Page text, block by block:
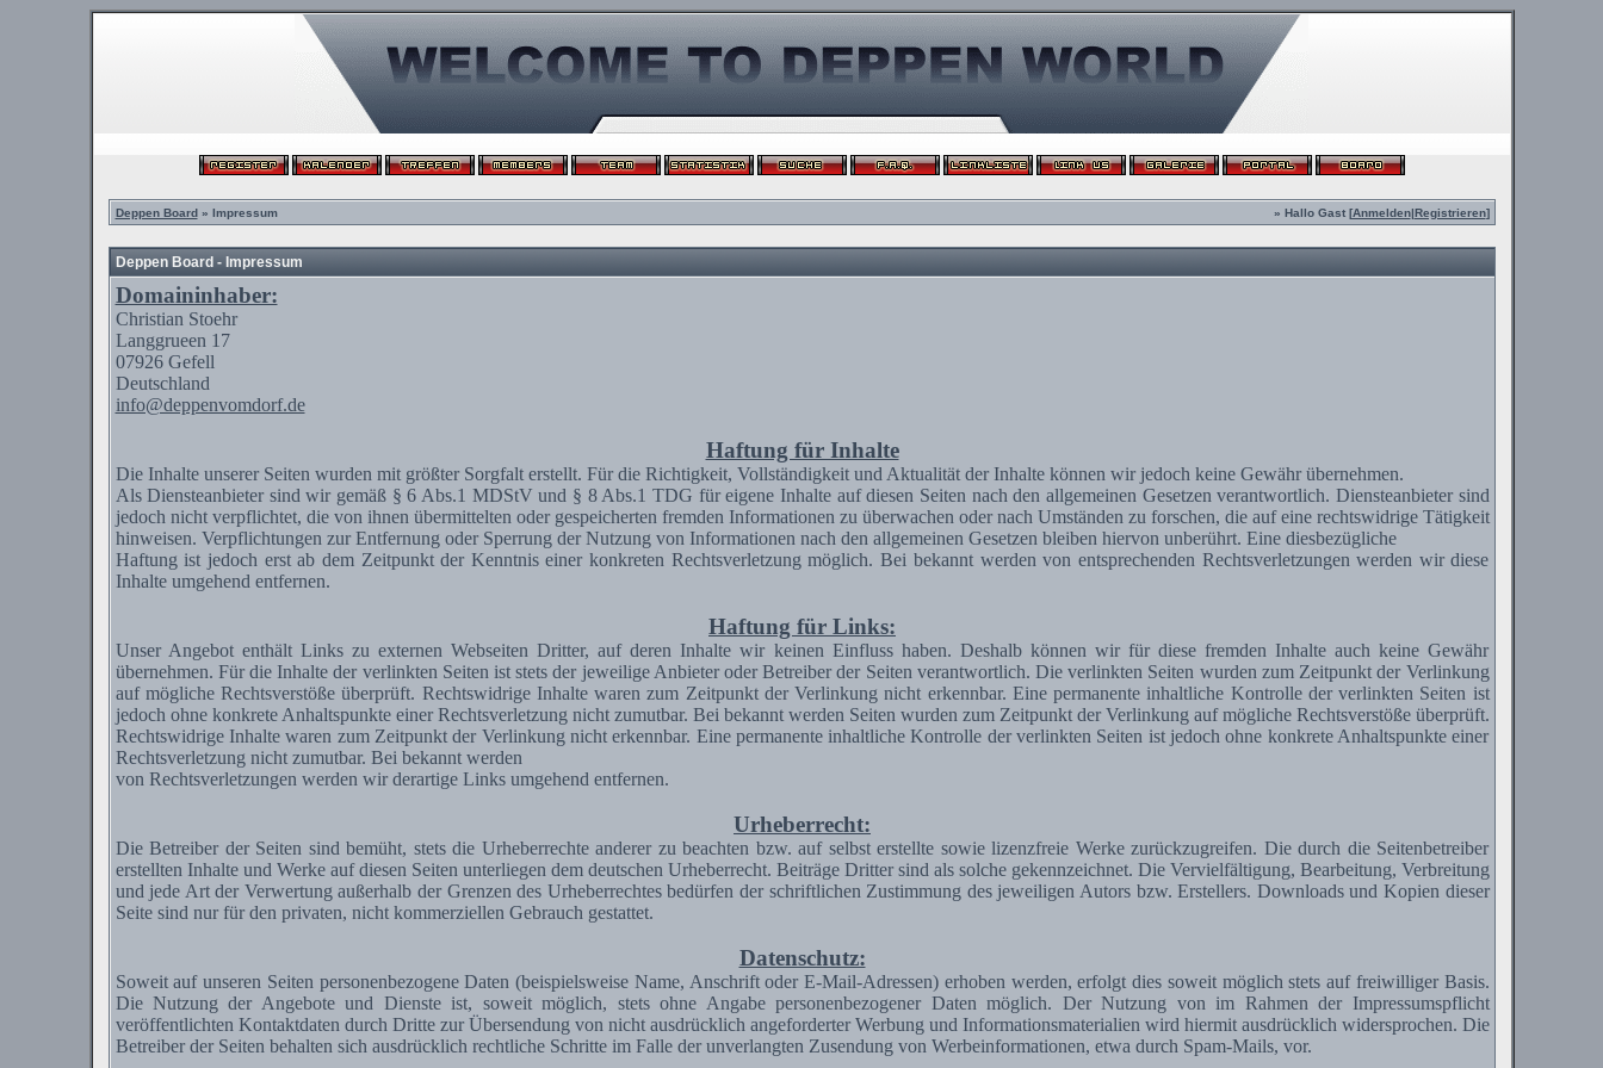
Deppen Board» Impressum » Hallo Gast [Anmelden|Registrieren]
Deppen Board - Impressum
Domaininhaber:
Christian Stoehr
Langgrueen 17
07926 Gefell
Deutschland
info@deppenvomdorf.de
Haftung für Inhalte
Die Inhalte unserer Seiten wurden mit größter Sorgfalt erstellt. Für die Richtigkeit, Vollständigkeit und Aktualität der Inhalte können wir jedoch keine Gewähr übernehmen.
AlsDiensteanbieter sind wir gemäß § 6 Abs.1 MDStV und § 8 Abs.1 TDG für eigene Inhalte auf diesen Seiten nach den allgemeinen Gesetzen verantwortlich. Diensteanbietersind
jedoch nicht verpflichtet, die von ihnen übermittelten oder gespeicherten fremden Informationen zu überwachen oder nach Umständen zu forschen, die auf eine rechtswidrige Tätigkeit
hinweisen. Verpflichtungen zur Entfernung oder Sperrung der Nutzung von Informationen nach den allgemeinen Gesetzen bleiben hiervon unberührt. Eine diesbezügliche
Haftung ist jedoch erst ab dem Zeitpunkt der Kenntnis einer konkreten Rechtsverletzung möglich. Bei bekannt werden von entsprechenden Rechtsverletzungen werden wir diese
Inhalte umgehend entfernen.
Haftung für Links:
Unser Angebot enthält Links zu externen Webseiten Dritter, auf deren Inhalte wir keinen Einfluss haben. Deshalb können wir für diese fremden Inhalte auch keine Gewähr
übernehmen. Für die Inhalte der verlinkten Seiten ist stets der jeweilige Anbieter oder Betreiber der Seiten verantwortlich. Die verlinkten Seiten wurden zum Zeitpunkt der Verlinkung
auf mögliche Rechtsverstöße überprüft. Rechtswidrige Inhalte waren zum Zeitpunkt der Verlinkung nicht erkennbar. Eine permanente inhaltliche Kontrolle der verlinkten Seiten ist
jedoch ohne konkrete Anhaltspunkte einer Rechtsverletzung nicht zumutbar. Bei bekannt werden Seiten wurden zum Zeitpunkt der Verlinkung auf mögliche Rechtsverstöße überprüft.
Rechtswidrige Inhalte waren zum Zeitpunkt der Verlinkung nicht erkennbar. Eine permanente inhaltliche Kontrolle der verlinkten Seiten ist jedoch ohne konkrete Anhaltspunkte einer
Rechtsverletzung nicht zumutbar. Bei bekannt werden
von Rechtsverletzungen werden wir derartige Links umgehend entfernen.
Urheberrecht:
Die Betreiber der Seiten sind bemüht, stets die Urheberrechte anderer zu beachten bzw. auf selbst erstellte sowie lizenzfreie Werke zurückzugreifen. Die durch die Seitenbetreiber
erstellten Inhalte und Werke auf diesen Seiten unterliegen dem deutschen Urheberrecht. Beiträge Dritter sind als solche gekennzeichnet. Die Vervielfältigung, Bearbeitung, Verbreitung
und jede Art der Verwertung außerhalb der Grenzen des Urheberrechtes bedürfen der schriftlichen Zustimmung des jeweiligen Autors bzw.Erstellers. Downloads und Kopien dieser
Seite sind nur für den privaten, nicht kommerziellen Gebrauch gestattet.
Datenschutz:
Soweit auf unseren Seiten personenbezogene Daten (beispielsweise Name, Anschrift oder E-Mail-Adressen) erhoben werden, erfolgt dies soweit möglich stets auf freiwilliger Basis.
Die Nutzung der Angebote und Dienste ist, soweit möglich, stets ohne Angabe personenbezogener Daten möglich. Der Nutzung von im Rahmen der Impressumspflicht
veröffentlichten Kontaktdaten durch Dritte zur Übersendung von nicht ausdrücklich angeforderter Werbung und Informationsmaterialien wird hiermit ausdrücklich widersprochen. Die
Betreiber der Seiten behalten sich ausdrücklich rechtliche Schritte im Falle der unverlangten Zusendung von Werbeinformationen, etwa durch Spam-Mails, vor.